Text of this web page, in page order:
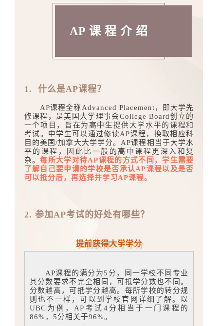
AP 课 程 介 绍
1. 什么是AP课程？
AP课程全称Advanced Placement，即大学先
修课程，是美国大学理事会College Board创立的
一个项目，旨在为高中生提供大学水平的课程和
考试。中学生可以通过修读AP课程，换取相应科
目的美国/加拿大大学学分。AP课程相当于大学水
平的课程，因此比一般的高中课程更深入和复
杂。每所大学对待AP课程的方式不同，学生需要
了解自己要申请的学校是否承认AP课程以及是否
可以抵分后，再选择并学习AP课程。
2. 参加AP考试的好处有哪些？
提前获得大学学分
AP课程的满分为5分，同一学校不同专业
其分数要求不完全相同，可抵学分数也不同。
分数越高，可抵学分越高。每所学校的转分规
则也不一样，可以到学校官网详细了解。以
UBC为例，AP考试4分相当于一门课程的
86%，5分相关于96%。